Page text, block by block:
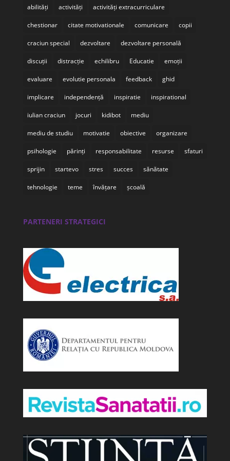
abilități activități activități extracurriculare
chestionar citate motivationale comunicare copii
craciun special dezvoltare dezvoltare personală
discuții distracție echilibru Educatie emoții
evaluare evolutie personala feedback ghid
implicare independență inspiratie inspirational
iulian craciun jocuri kidibot mediu
mediu de studiu motivatie obiective organizare
psihologie părinți responsabilitate resurse sfaturi
sprijin startevo stres succes sănătate
tehnologie teme învățare școală
PARTENERI STRATEGICI